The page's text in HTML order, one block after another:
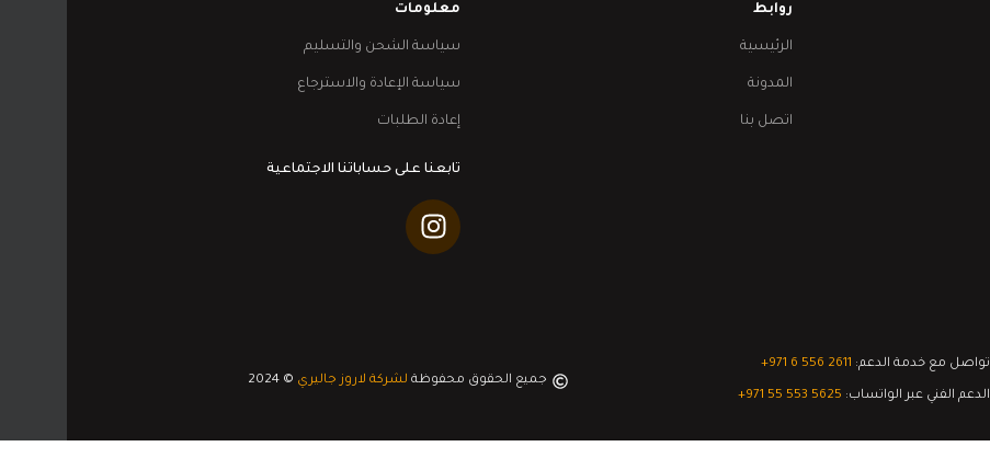
روابط
الرئيسية
المدونة
اتصل بنا
معلومات
سياسة الشحن والتسليم
سياسة الإعادة والاسترجاع
إعادة الطلبات
تابعنا على حساباتنا الاجتماعية
تواصل مع خدمة الدعم: ‎+971 6 556 2611
الدعم الفني عبر الواتساب: ‎+971 55 553 5625
جميع الحقوق محفوظة لشركة لاروز جاليري © 2024